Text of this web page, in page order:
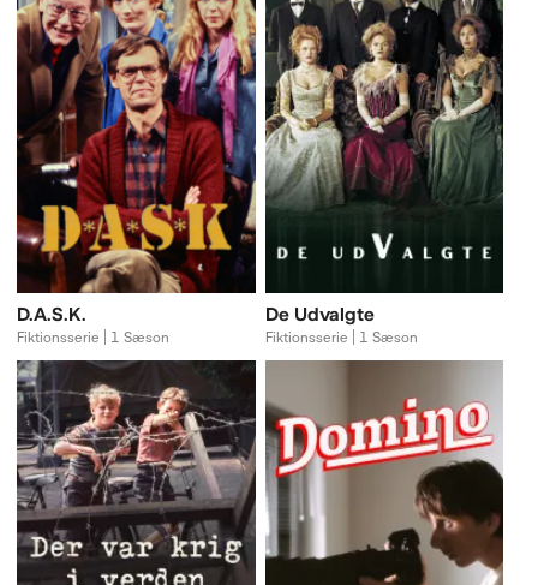
D.A.S.K.
Fiktionsserie | 1 Sæson
De Udvalgte
Fiktionsserie | 1 Sæson